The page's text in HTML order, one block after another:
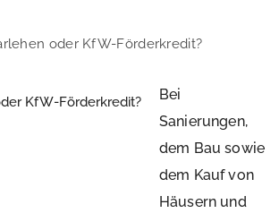
oder KfW-Förderkredit?
Bei
Sanierungen,
dem Bau sowie
dem Kauf von
Häusern und